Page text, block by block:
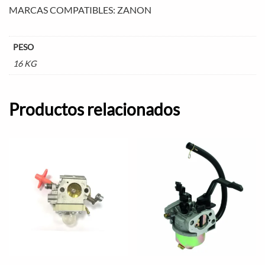
MARCAS COMPATIBLES: ZANON
PESO
16 KG
Productos relacionados